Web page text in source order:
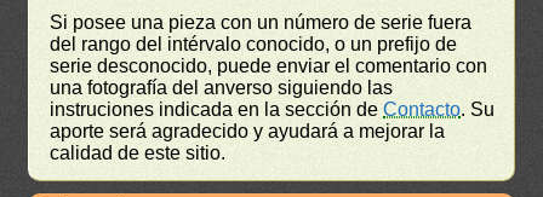
Si posee una pieza con un número de serie fuera
del rango del intérvalo conocido, o un prefijo de
serie desconocido, puede enviar el comentario con
una fotografía del anverso siguiendo las
instruciones indicada en la sección deContacto. Su
aporte será agradecido y ayudará a mejorar la
calidad de este sitio.